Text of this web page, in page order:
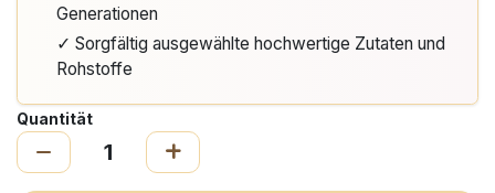
Generationen
✓ Sorgfältig ausgewählte hochwertige Zutaten und
Rohstoffe
Quantität